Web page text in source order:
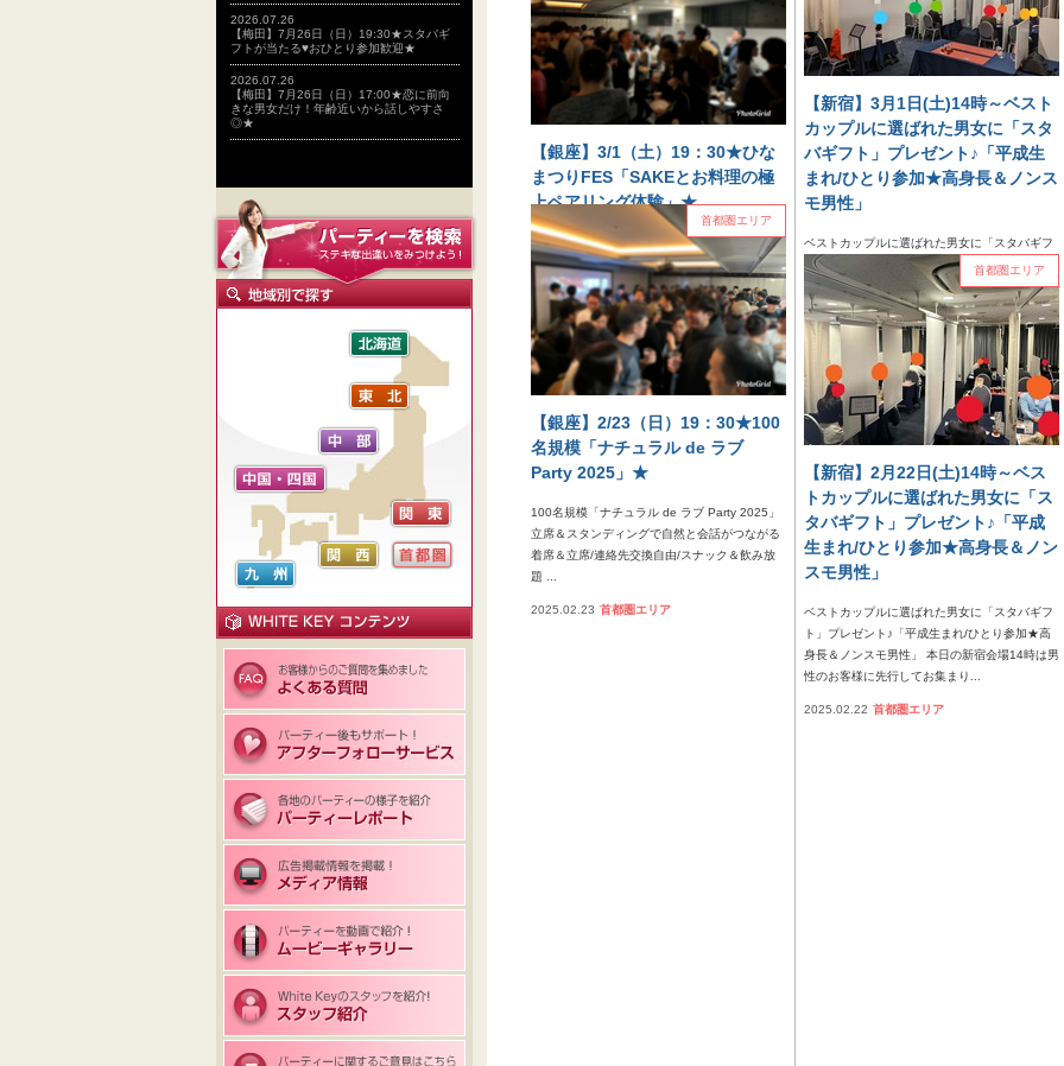
2026.07.26
【梅田】7月26日（日）19:30★スタバギ
フトが当たる♥おひとり参加歓迎★
2026.07.26
【梅田】7月26日（日）17:00★恋に前向
きな男女だけ！年齢近いから話しやすさ
◎★
Special 開催！フリースタイル/連絡先交換自由/
お食...
2025.03.08 首都圏エリア
室スタイル/White Key AI Matching/マッチング
あり&n...
2025.03.02 首都圏エリア
【銀座】3/1（土）19：30★ひな
まつりFES「SAKEとお料理の極
上ペアリング体験」★
ひなまつりFES「SAKEとお料理の極上ペアリ
ング体験」和洋折衷お料理とスイーツの大型合
コンMAX100名フリースタイル/連絡先交換自
由/お食事＆フリードリンク...
2025.03.01 首都圏エリア
【新宿】3月1日(土)14時～ベスト
カップルに選ばれた男女に「スタ
バギフト」プレゼント♪「平成生
まれ/ひとり参加★高身長＆ノンス
モ男性」
ベストカップルに選ばれた男女に「スタバギフ
ト」プレゼント♪「平成生まれ/ひとり参加★高
身長＆ノンスモ男性」 本日の新宿会場14時
は女...
首都圏エリア
首都圏エリア
【銀座】2/23（日）19：30★100
名規模「ナチュラル de ラブ
Party 2025」★
100名規模「ナチュラル de ラブ Party 2025」
立席＆スタンディングで自然と会話がつながる
着席＆立席/連絡先交換自由/スナック＆飲み放
題 ...
2025.02.23 首都圏エリア
首都圏エリア
【新宿】2月22日(土)14時～ベス
トカップルに選ばれた男女に「ス
タバギフト」プレゼント♪「平成
生まれ/ひとり参加★高身長＆ノン
スモ男性」
ベストカップルに選ばれた男女に「スタバギフ
ト」プレゼント♪「平成生まれ/ひとり参加★高
身長＆ノンスモ男性」 本日の新宿会場14時は男
性のお客様に先行してお集まり...
2025.02.22 首都圏エリア